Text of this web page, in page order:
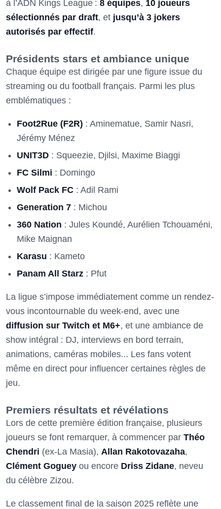
à l’ADN Kings League : 8 équipes, 10 joueurs
sélectionnés par draft, et jusqu’à 3 jokers
autorisés par effectif.
Présidents stars et ambiance unique
Chaque équipe est dirigée par une figure issue du
streaming ou du football français. Parmi les plus
emblématiques :
Foot2Rue (F2R) : Aminematue, Samir Nasri,
Jérémy Ménez
UNIT3D : Squeezie, Djilsi, Maxime Biaggi
FC Silmi : Domingo
Wolf Pack FC : Adil Rami
Generation 7 : Michou
360 Nation : Jules Koundé, Aurélien Tchouaméni,
Mike Maignan
Karasu : Kameto
Panam All Starz : Pfut
La ligue s’impose immédiatement comme un rendez-
vous incontournable du week-end, avec une
diffusion sur Twitch et M6+, et une ambiance de
show intégral : DJ, interviews en bord terrain,
animations, caméras mobiles... Les fans votent
même en direct pour influencer certaines règles de
jeu.
Premiers résultats et révélations
Lors de cette première édition française, plusieurs
joueurs se font remarquer, à commencer par Théo
Chendri (ex-La Masia), Allan Rakotovazaha,
Clément Goguey ou encore Driss Zidane, neveu
du célèbre Zizou.
Le classement final de la saison 2025 reflète une